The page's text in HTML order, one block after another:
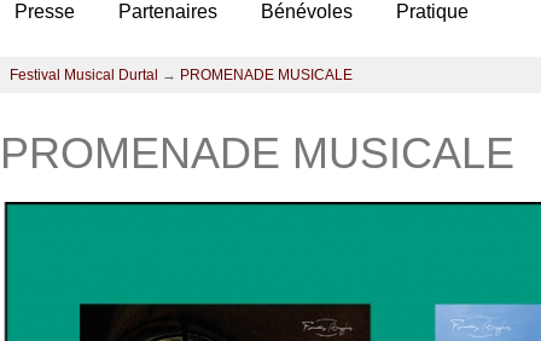
Presse
Partenaires Bénévoles Pratique
Festival Musical Durtal → PROMENADE MUSICALE
PROMENADE MUSICALE